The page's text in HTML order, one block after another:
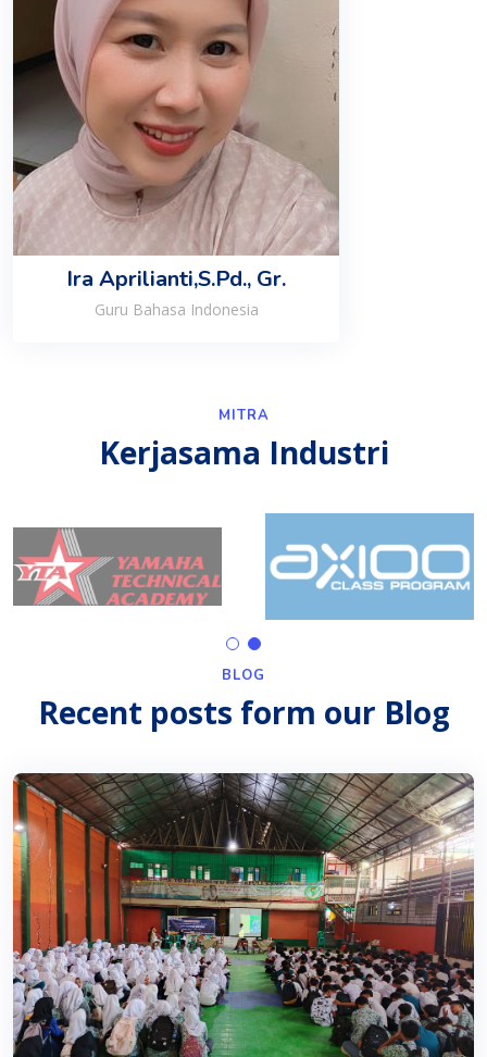
Ira Aprilianti,S.Pd., Gr.
Guru Bahasa Indonesia
MITRA
Kerjasama Industri
BLOG
Recent posts form our Blog